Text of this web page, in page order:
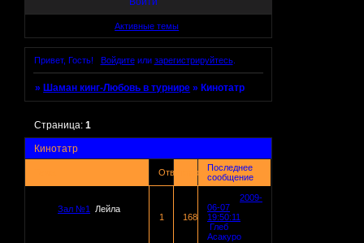
Активные темы
Привет, Гость! Войдитеили зарегистрируйтесь.
»Шаман кинг-Любовь в турнире »Кинотатр
Кинотатр
Страница:1
ОтветовПросмотров
Последнее
сообщение
Зал №1
Лейла
1
168
2009-
06-07
19:50:11
Глеб
Асакуро